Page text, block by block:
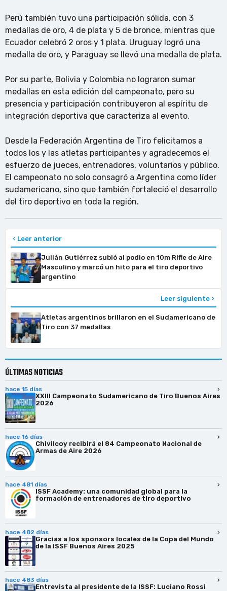
Perú también tuvo una participación sólida, con 3
medallas de oro, 4 de plata y 5 de bronce, mientras que
Ecuador celebró 2 oros y 1 plata. Uruguay logró una
medalla de oro, y Paraguay se llevó una medalla de plata.
Por su parte, Bolivia y Colombia no lograron sumar
medallas en esta edición del campeonato, pero su
presencia y participación contribuyeron al espíritu de
integración deportiva que caracteriza al evento.
Desde la Federación Argentina de Tiro felicitamos a
todos los y las atletas participantes y agradecemos el
esfuerzo de jueces, entrenadores, voluntarios y público.
El campeonato no solo consagró a Argentina como líder
sudamericano, sino que también fortaleció el desarrollo
del tiro deportivo en toda la región.
Leer anterior
Julián Gutiérrez subió al podio en 10m Rifle de Aire
Masculino y marcó un hito para el tiro deportivo
argentino
Leer siguiente
Atletas argentinos brillaron en el Sudamericano de
Tiro con 37 medallas
ÚLTIMAS NOTICIAS
hace 15 días
XXIII Campeonato Sudamericano de Tiro Buenos Aires
2026
hace 16 días
Chivilcoy recibirá el 84 Campeonato Nacional de
Armas de Aire 2026
hace 481 días
ISSF Academy: una comunidad global para la
formación de entrenadores de tiro deportivo
hace 482 días
Gracias a los sponsors locales de la Copa del Mundo
de la ISSF Buenos Aires 2025
hace 483 días
Entrevista al presidente de la ISSF: Luciano Rossi